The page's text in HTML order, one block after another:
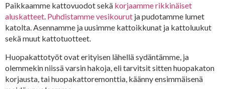
Paikkaamme kattovuodot sekä korjaamme rikkinäiset
aluskatteet. Puhdistamme vesikourut ja pudotamme lumet
katolta. Asennamme ja uusimme kattoikkunat ja kattoluukut
sekä muut kattotuotteet.
Huopakattotyöt ovat erityisen lähellä sydäntämme, ja
olemmekin niissä varsin hakoja, eli tarvitsit sitten huopakaton
korjausta, tai huopakattoremonttia, käänny ensimmäisenä